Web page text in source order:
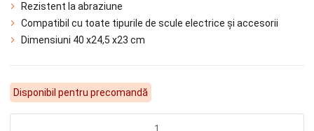
Rezistent la abraziune
Compatibil cu toate tipurile de scule electrice și accesorii
Dimensiuni 40 x24,5 x23 cm
Disponibil pentru precomandă